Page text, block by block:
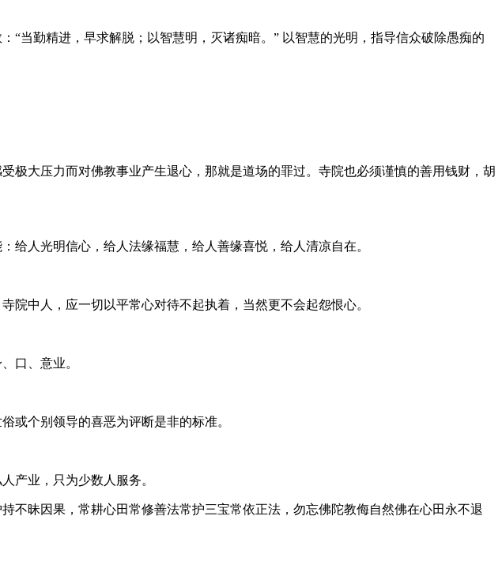
当勤精进，早求解脱；以智慧明，灭诸痴暗。” 以智慧的光明，指导信众破除愚痴的
极大压力而对佛教事业产生退心，那就是道场的罪过。寺院也必须谨慎的善用钱财，胡
给人光明信心，给人法缘福慧，给人善缘喜悦，给人清凉自在。
院中人，应一切以平常心对待不起执着，当然更不会起怨恨心。
口、意业。
或个别领导的喜恶为评断是非的标准。
产业，只为少数人服务。
不昧因果，常耕心田常修善法常护三宝常依正法，勿忘佛陀教侮自然佛在心田永不退